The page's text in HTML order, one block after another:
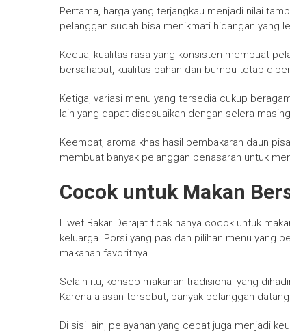
Pertama, harga yang terjangkau menjadi nilai
pelanggan sudah bisa menikmati hidangan yang
Kedua, kualitas rasa yang konsisten membuat
bersahabat, kualitas bahan dan bumbu tetap
Ketiga, variasi menu yang tersedia cukup
lain yang dapat disesuaikan dengan selera
Keempat, aroma khas hasil pembakaran daun
membuat banyak pelanggan penasaran untuk
Cocok untuk Makan
Liwet Bakar Derajat tidak hanya cocok untuk
keluarga. Porsi yang pas dan pilihan menu yang
makanan favoritnya.
Selain itu, konsep makanan tradisional yang
Karena alasan tersebut, banyak pelanggan
Di sisi lain, pelayanan yang cepat juga menjadi